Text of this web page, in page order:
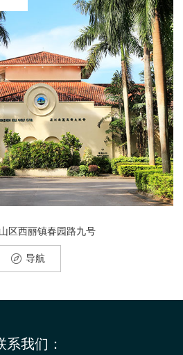
区西丽镇春园路九号
导航
系我们：